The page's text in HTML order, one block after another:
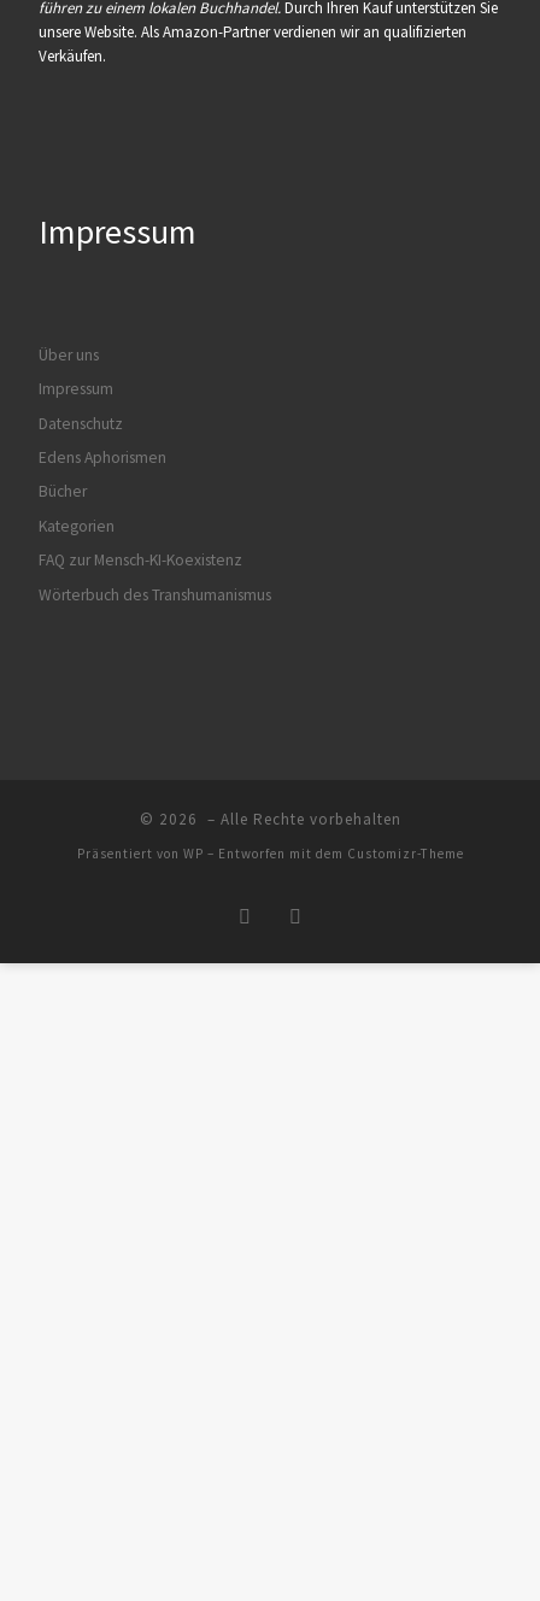
führen zu einem lokalen Buchhandel.Durch Ihren Kauf unterstützen Sie
unsere Website. Als Amazon-Partner verdienen wir an qualifizierten
Verkäufen.
Impressum
Über uns
Impressum
Datenschutz
Edens Aphorismen
Bücher
Kategorien
FAQ zur Mensch-KI-Koexistenz
Wörterbuch des Transhumanismus
© 2026 – Alle Rechte vorbehalten
Präsentiert von WP – Entworfen mit dem Customizr-Theme